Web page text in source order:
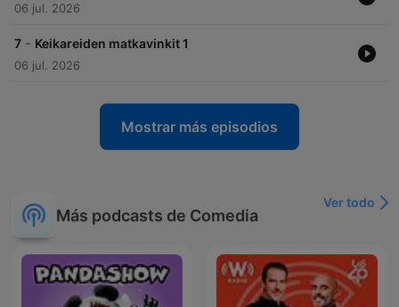
06 jul. 2026
7 - Keikareiden matkavinkit 1
06 jul. 2026
Mostrar más episodios
Más podcasts de Comedia
Ver todo